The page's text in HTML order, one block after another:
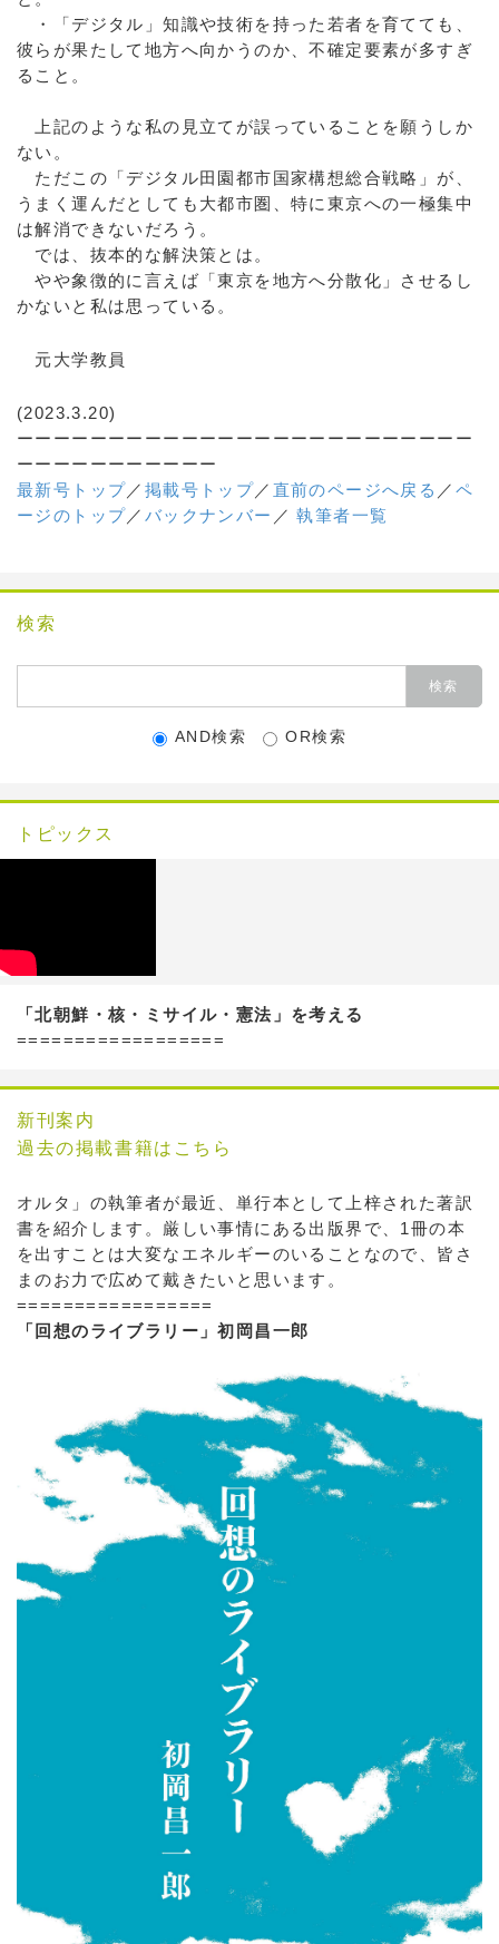
・「デジタル」知識や技術を持った若者を育てても、
彼らが果たして地方へ向かうのか、不確定要素が多すぎ
ること。
上記のような私の見立てが誤っていることを願うしか
ない。
ただこの「デジタル⽥園都市国家構想総合戦略」が、
うまく運んだとしても大都市圏、特に東京への一極集中
は解消できないだろう。
では、抜本的な解決策とは。
やや象徴的に言えば「東京を地方へ分散化」させるし
かないと私は思っている。
元大学教員
(2023.3.20)
ーーーーーーーーーーーーーーーーーーーーーーーーー
ーーーーーーーーーーー
最新号トップ／ 掲載号トップ／ 直前のページへ戻る ／ ペ
ージのトップ／ バックナンバー ／執筆者一覧
検索
AND検索 OR検索
トピックス
「北朝鮮・核・ミサイル・憲法」を考える
==================
新刊案内
過去の掲載書籍はこちら
オルタ」の執筆者が最近、単行本として上梓された著訳
書を紹介します。厳しい事情にある出版界で、1冊の本
を出すことは大変なエネルギーのいることなので、皆さ
まのお力で広めて戴きたいと思います。
=================
「回想のライブラリー」初岡昌一郎